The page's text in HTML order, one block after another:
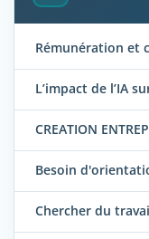
Rémunération et
L’impact de l’IA
CREATION
Besoin
Chercher du